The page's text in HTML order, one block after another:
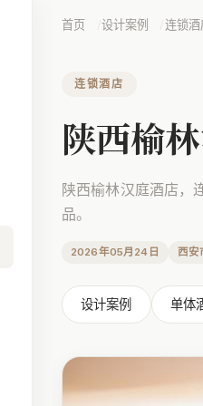
首页 设计案例 连锁酒
连锁酒店
陕西榆
陕西榆林汉庭酒店，
品。
2026年05月24日 西安
设计案例 单体